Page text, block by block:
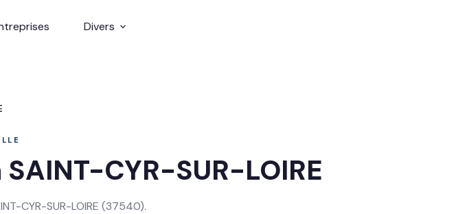
Divers
CYR-SUR-LOIRE
CYR-SUR-LOIRE (37540).